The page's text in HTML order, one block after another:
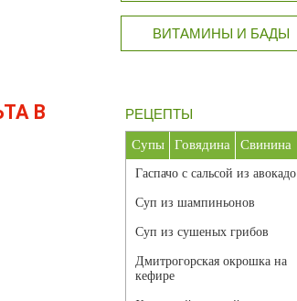
В
ВИТАМИНЫ И БАДЫ
РЕЦЕПТЫ
Супы Говядина Свинина
Гаспачо с сальсой из авокадо
Суп из шампиньонов
Суп из сушеных грибов
Дмитрогорская окрошка на
кефире